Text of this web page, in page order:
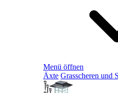
Menü öffnen
Äxte Grasscheren und